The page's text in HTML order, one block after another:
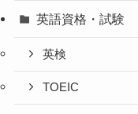
英語資格・試験
英検
TOEIC